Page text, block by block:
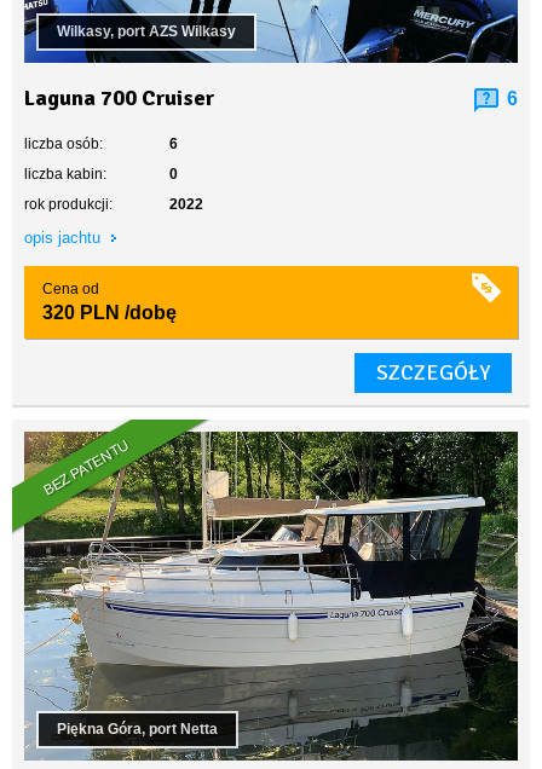
Wilkasy, port AZS Wilkasy
Laguna 700 Cruiser 6
liczba osób:
6
liczba kabin:
0
rok produkcji:
2022
opis jachtu
Cena od
320 PLN /dobę
SZCZEGÓŁY
BEZ PATENTU
Piękna Góra, port Netta